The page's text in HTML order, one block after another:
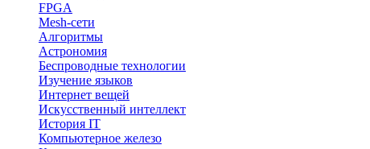
FPGA
Mesh-сети
Алгоритмы
Астрономия
Беспроводные технологии
Изучение языков
Интернет вещей
Искусственный интеллект
История IT
Компьютерное железо